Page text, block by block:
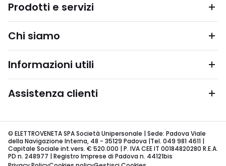
Prodotti e servizi
Chi siamo
Informazioni utili
Assistenza clienti
© ELETTROVENETA SPA Società Unipersonale | Sede: Padova Viale
della Navigazione Interna, 48 - 35129 Padova |Tel. 049 981 4611 |
Capitale Sociale int.vers. € 520.000 | P. IVA CEE IT 00184820280 R.E.A.
PD n. 248977 | Registro Imprese di Padova n. 44121bis